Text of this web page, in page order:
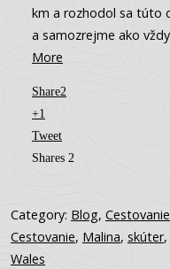
km a rozhodol sa túto
a samozrejme ako
More
Share2
+1
Tweet
Shares 2
Category: Blog, Cestovanie
Cestovanie, Malina, skúter,
Wales